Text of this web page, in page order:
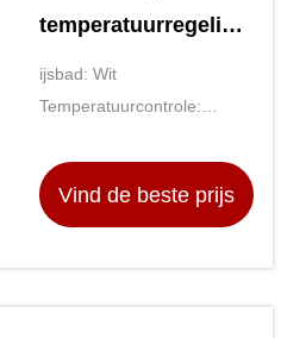
temperatuurregeling
met ijsbad voor
laboratorium- en
omgevingen
ijsbad: Wit
Temperatuurcontrole:
Vind de beste prijs